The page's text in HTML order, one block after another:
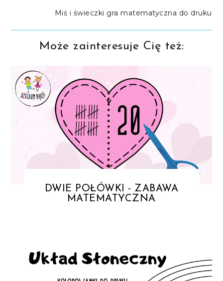
Miś i świeczki gra matematyczna do druku
Może zainteresuje Cię też:
DWIE POŁÓWKI - ZABAWA
MATEMATYCZNA